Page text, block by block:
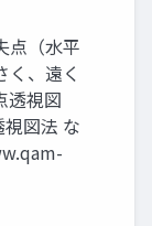
点（水平
く、遠く
透視図
図法 な